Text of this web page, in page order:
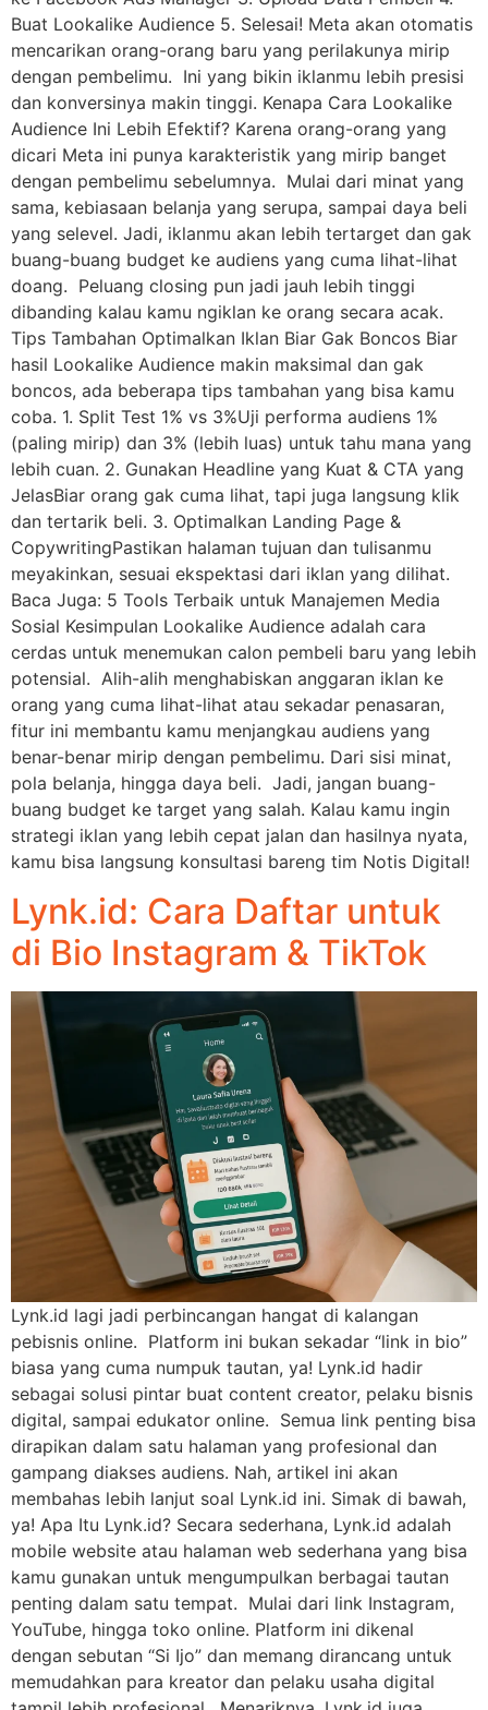
Buat Lookalike Audience 5. Selesai! Meta akan otomatis
mencarikan orang-orang baru yang perilakunya mirip
dengan pembelimu. Ini yang bikin iklanmu lebih presisi
dan konversinya makin tinggi. Kenapa Cara Lookalike
Audience Ini Lebih Efektif? Karena orang-orang yang
dicari Meta ini punya karakteristik yang mirip banget
dengan pembelimu sebelumnya. Mulai dari minat yang
sama, kebiasaan belanja yang serupa, sampai daya beli
yang selevel. Jadi, iklanmu akan lebih tertarget dan gak
buang-buang budget ke audiens yang cuma lihat-lihat
doang. Peluang closing pun jadi jauh lebih tinggi
dibanding kalau kamu ngiklan ke orang secara acak.
Tips Tambahan Optimalkan Iklan Biar Gak Boncos Biar
hasil Lookalike Audience makin maksimal dan gak
boncos, ada beberapa tips tambahan yang bisa kamu
coba. 1. Split Test 1% vs 3%Uji performa audiens 1%
(paling mirip) dan 3% (lebih luas) untuk tahu mana yang
lebih cuan. 2. Gunakan Headline yang Kuat & CTA yang
JelasBiar orang gak cuma lihat, tapi juga langsung klik
dan tertarik beli. 3. Optimalkan Landing Page &
CopywritingPastikan halaman tujuan dan tulisanmu
meyakinkan, sesuai ekspektasi dari iklan yang dilihat.
Baca Juga: 5 Tools Terbaik untuk Manajemen Media
Sosial Kesimpulan Lookalike Audience adalah cara
cerdas untuk menemukan calon pembeli baru yang lebih
potensial. Alih-alih menghabiskan anggaran iklan ke
orang yang cuma lihat-lihat atau sekadar penasaran,
fitur ini membantu kamu menjangkau audiens yang
benar-benar mirip dengan pembelimu. Dari sisi minat,
pola belanja, hingga daya beli. Jadi, jangan buang-
buang budget ke target yang salah. Kalau kamu ingin
strategi iklan yang lebih cepat jalan dan hasilnya nyata,
kamu bisa langsung konsultasi bareng tim Notis Digital!
Lynk.id: Cara Daftar untuk
di Bio Instagram & TikTok
Lynk.id lagi jadi perbincangan hangat di kalangan
pebisnis online. Platform ini bukan sekadar “link in bio”
biasa yang cuma numpuk tautan, ya! Lynk.id hadir
sebagai solusi pintar buat content creator, pelaku bisnis
digital, sampai edukator online. Semua link penting bisa
dirapikan dalam satu halaman yang profesional dan
gampang diakses audiens. Nah, artikel ini akan
membahas lebih lanjut soal Lynk.id ini. Simak di bawah,
ya! Apa Itu Lynk.id? Secara sederhana, Lynk.id adalah
mobile website atau halaman web sederhana yang bisa
kamu gunakan untuk mengumpulkan berbagai tautan
penting dalam satu tempat. Mulai dari link Instagram,
YouTube, hingga toko online. Platform ini dikenal
dengan sebutan “Si Ijo” dan memang dirancang untuk
memudahkan para kreator dan pelaku usaha digital